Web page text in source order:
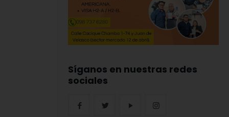
Síganos en nuestras redes
sociales